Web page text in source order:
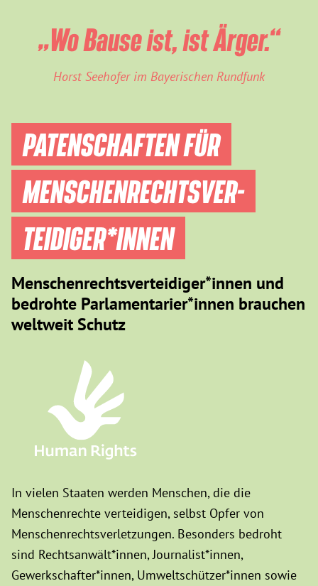
„Wo Bause ist, ist Ärger.“
Horst Seehofer im Bayerischen Rundfunk
PATENSCHAFTEN FÜR
MENSCHEN­RECHTS­VER­
TEIDIGER­*INNEN
Menschenrechtsverteidiger*innen und
bedrohte Parlamentarier*innen brauchen
weltweit Schutz
In vielen Staaten werden Menschen, die die
Menschenrechte verteidigen, selbst Opfer von
Menschenrechtsverletzungen. Besonders bedroht
sind Rechtsanwält*innen, Journalist*innen,
Gewerkschafter*innen, Umweltschützer*innen sowie